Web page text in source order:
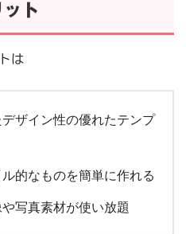
ト
は
ザイン性の優れたテンプ
的なものを簡単に作れる
写真素材が使い放題